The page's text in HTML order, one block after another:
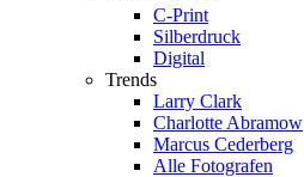
C-Print
Silberdruck
Digital
Trends
Larry Clark
Charlotte Abramow
Marcus Cederberg
Alle Fotografen